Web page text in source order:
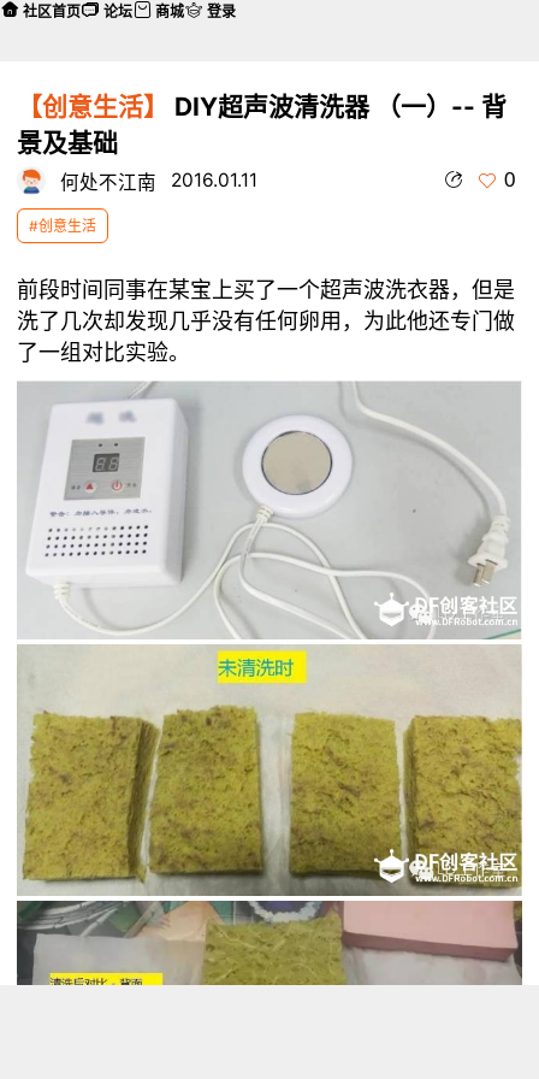
【创意生活】
DIY超声波清洗器 （一）-- 背
景及基础
何处不江南 2016.01.11 0
#创意生活
前段时间同事在某宝上买了一个超声波洗衣器，但是
洗了几次却发现几乎没有任何卵用，为此他还专门做
了一组对比实验。
社区首页 论坛 商城 登录